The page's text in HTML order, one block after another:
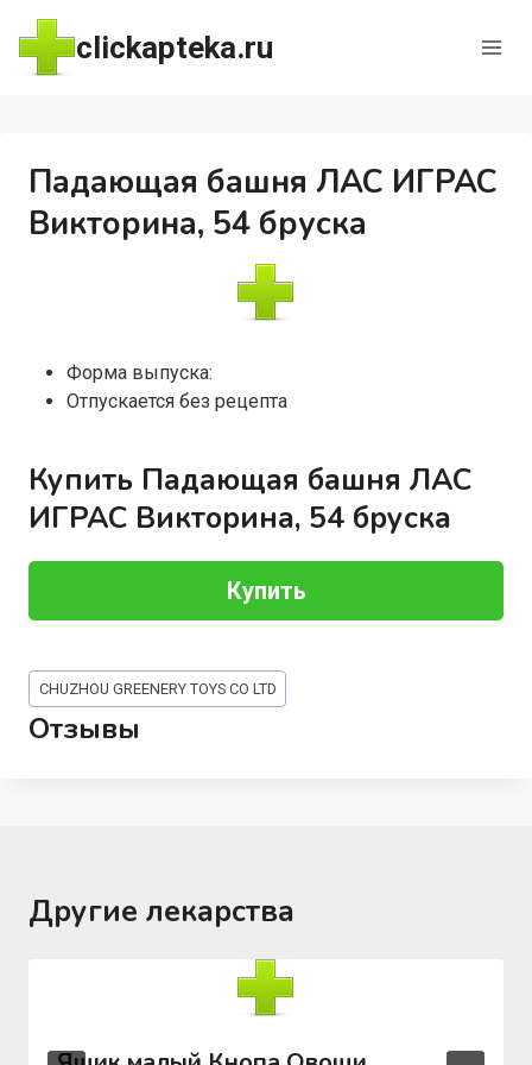
Перейти
содержимому
clickapteka.ru
Падающая башня ЛАС ИГРАС
Викторина, 54 бруска
Форма выпуска:
Отпускается без рецепта
Купить Падающая башня ЛАС
ИГРАС Викторина, 54 бруска
Купить
Метки
записи:
CHUZHOU GREENERY TOYS CO LTD
Отзывы
Другие лекарства